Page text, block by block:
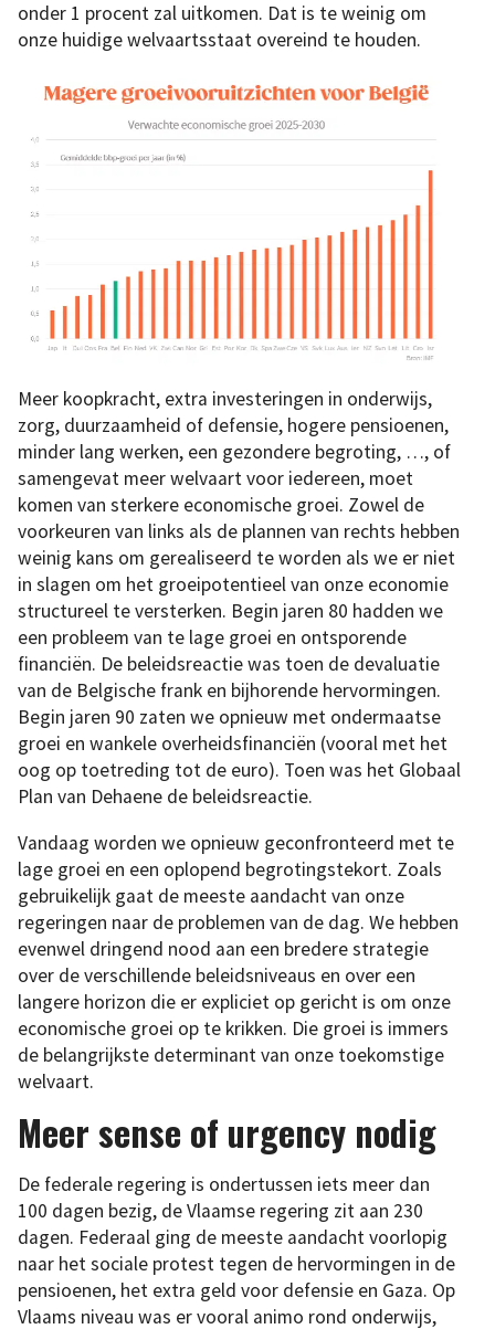
onder 1 procent zal uitkomen. Dat is te weinig om
onze huidige welvaartsstaat overeind te houden.
Meer koopkracht, extra investeringen in onderwijs,
zorg, duurzaamheid of defensie, hogere pensioenen,
minder lang werken, een gezondere begroting, …, of
samengevat meer welvaart voor iedereen, moet
komen van sterkere economische groei. Zowel de
voorkeuren van links als de plannen van rechts hebben
weinig kans om gerealiseerd te worden als we er niet
in slagen om het groeipotentieel van onze economie
structureel te versterken. Begin jaren 80 hadden we
een probleem van te lage groei en ontsporende
financiën. De beleidsreactie was toen de devaluatie
van de Belgische frank en bijhorende hervormingen.
Begin jaren 90 zaten we opnieuw met ondermaatse
groei en wankele overheidsfinanciën (vooral met het
oog op toetreding tot de euro). Toen was het Globaal
Plan van Dehaene de beleidsreactie.
Vandaag worden we opnieuw geconfronteerd met te
lage groei en een oplopend begrotingstekort. Zoals
gebruikelijk gaat de meeste aandacht van onze
regeringen naar de problemen van de dag. We hebben
evenwel dringend nood aan een bredere strategie
over de verschillende beleidsniveaus en over een
langere horizon die er expliciet op gericht is om onze
economische groei op te krikken. Die groei is immers
de belangrijkste determinant van onze toekomstige
welvaart.
Meer sense of urgency nodig
De federale regering is ondertussen iets meer dan
100 dagen bezig, de Vlaamse regering zit aan 230
dagen. Federaal ging de meeste aandacht voorlopig
naar het sociale protest tegen de hervormingen in de
pensioenen, het extra geld voor defensie en Gaza. Op
Vlaams niveau was er vooral animo rond onderwijs,